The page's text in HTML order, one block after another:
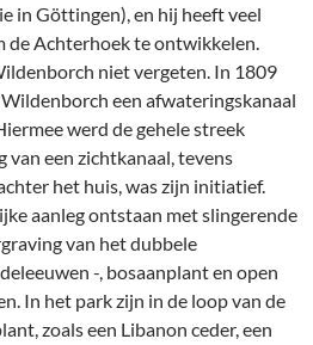
in Göttingen), en hij heeft veel
de Achterhoek te ontwikkelen.
niet vergeten. In 1809
een afwateringskanaal
werd de gehele streek
van een zichtkanaal, tevens
het huis, was zijn initiatief.
aanleg ontstaan met slingerende
van het dubbele
-, bosaanplant en open
In het park zijn in de loop van de
zoals een Libanon ceder, een